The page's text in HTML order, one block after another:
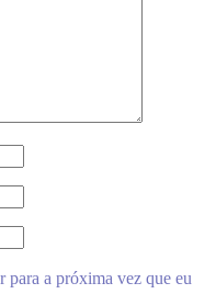
para a próxima vez que eu